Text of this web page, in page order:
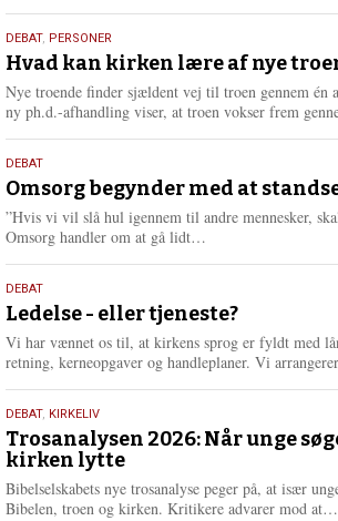
e
r
e
25.
juli
2026
DEBAT, PERSONER
Hvad kan kirken lære af nye
Nye troende finder sjældent vej til troen gennem én
ny ph.d.-afhandling viser, at troen vokser frem
9.
juli
2026
DEBAT
Omsorg begynder med at
”Hvis vi vil slå hul igennem til andre mennesker,
Omsorg handler om at gå lidt…
e
r
e
10.
juni
2026
DEBAT
Ledelse - eller tjeneste?
Vi har vænnet os til, at kirkens sprog er fyldt med
retning, kerneopgaver og handleplaner. Vi
2.
juni
2026
DEBAT, KIRKELIV
Trosanalysen 2026: Når unge
kirken lytte
Bibelselskabets nye trosanalyse peger på, at især
Bibelen, troen og kirken. Kritikere advarer mod at…